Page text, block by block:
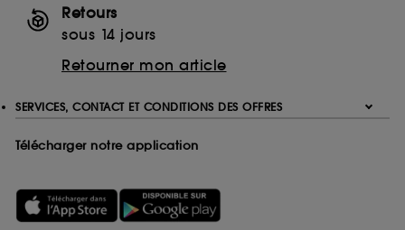
Retours
sous 14 jours
Retourner mon article
SERVICES, CONTACT ET CONDITIONS DES OFFRES
Télécharger notre application